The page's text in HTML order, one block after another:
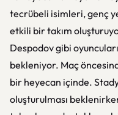
tecrübeli isimleri, genç
etkili bir takım
Despodov gibi
bekleniyor. Maç
bir heyecan içinde.
oluşturulması